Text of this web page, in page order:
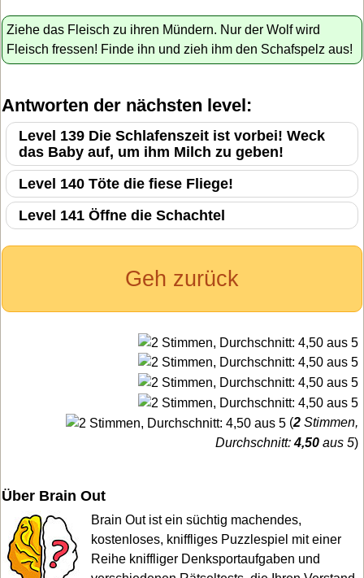
Ziehe das Fleisch zu ihren Mündern. Nur der Wolf wird
Fleisch fressen! Finde ihn und zieh ihm den Schafspelz aus!
Antworten der nächsten level:
Level 139 Die Schlafenszeit ist vorbei! Weck
das Baby auf, um ihm Milch zu geben!
Level 140 Töte die fiese Fliege!
Level 141 Öffne die Schachtel
Geh zurück
(2 Stimmen,
Durchschnitt:4,50 aus 5)
Über Brain Out
Brain Out ist ein süchtig machendes,
kostenloses, kniffliges Puzzlespiel mit einer
Reihe kniffliger Denksportaufgaben und